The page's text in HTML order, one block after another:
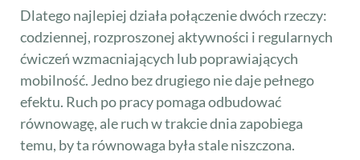
Dlatego najlepiej działa połączenie dwóch rzeczy:
codziennej, rozproszonej aktywności i regularnych
ćwiczeń wzmacniających lub poprawiających
mobilność. Jedno bez drugiego nie daje pełnego
efektu. Ruch po pracy pomaga odbudować
równowagę, ale ruch w trakcie dnia zapobiega
temu, by ta równowaga była stale niszczona.